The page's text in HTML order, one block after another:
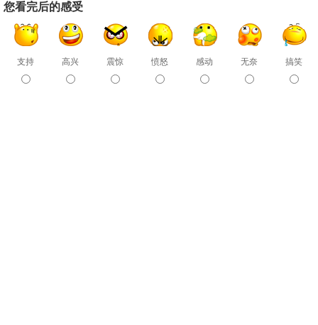
您看完后的感受
支持 高兴 震惊 愤怒 感动 无奈 搞笑